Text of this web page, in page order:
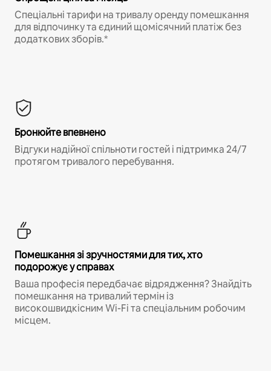
Спеціальні тарифи на тривалу оренду помешкання
для відпочинку та єдиний щомісячний платіж без
додаткових зборів.*
Бронюйте впевнено
Відгуки надійної спільноти гостей і підтримка 24/7
протягом тривалого перебування.
Помешкання зі зручностями для тих, хто
подорожує у справах
Ваша професія передбачає відрядження? Знайдіть
помешкання на тривалий термін із
високошвидкісним Wi-Fi та спеціальним робочим
місцем.